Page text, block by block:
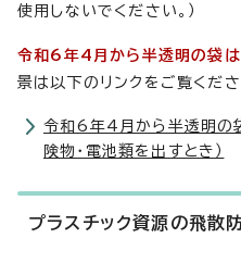
使用しないでください。）
令和6年4月から半透明の袋は
景は以下のリンクをご覧くださ
令和6年4月から半透明の
険物・電池類を出すとき）
プラスチック資源の飛散